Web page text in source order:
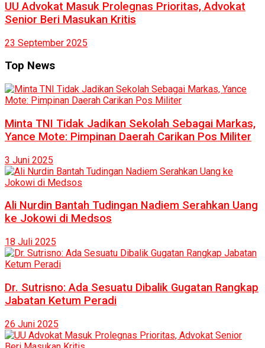
UU Advokat Masuk Prolegnas Prioritas, Advokat
Senior Beri Masukan Kritis
23 September 2025
Top News
Minta TNI Tidak Jadikan Sekolah Sebagai Markas,
Yance Mote: Pimpinan Daerah Carikan Pos Militer
3 Juni 2025
Ali Nurdin Bantah Tudingan Nadiem Serahkan Uang
ke Jokowi di Medsos
18 Juli 2025
Dr. Sutrisno: Ada Sesuatu Dibalik Gugatan Rangkap
Jabatan Ketum Peradi
26 Juni 2025